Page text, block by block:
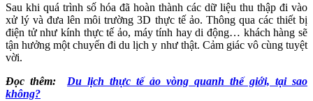
Sau khi quá trình số hóa đã hoàn thành các dữ liệu thu thập đi vào
xử lý và đưa lên môi trường 3D thực tế ảo. Thông qua các thiết bị
điện tử như kính thực tế ảo, máy tính hay di động… khách hàng sẽ
tận hưởng một chuyến đi du lịch y như thật. Cảm giác vô cùng tuyệt
vời.
Đọc thêm: Du lịch thực tế ảo vòng quanh thế giới, tại sao
không?